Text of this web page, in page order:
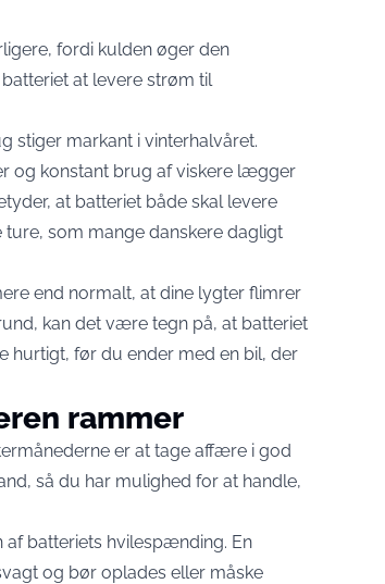
fordi kulden øger den
at levere strøm til
stiger markant i vinterhalvåret.
og konstant brug af viskere lægger
at batteriet både skal levere
som mange danskere dagligt
end normalt, at dine lygter flimrer
kan det være tegn på, at batteriet
hurtigt, før du ender med en bil, der
rammer
er at tage affære i god
så du har mulighed for at handle,
af batteriets hvilespænding. En
og bør oplades eller måske